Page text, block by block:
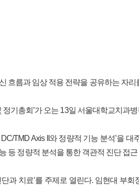
흐름과 임상 적용 전략을 공유하는 자리
기총회’가 오는 13일 서울대학교치과
TMD Axis II와 정량적 기능 분석’을
등 정량적 분석을 통한 객관적 진단 접
과 치료’를 주제로 열린다. 임현대 부